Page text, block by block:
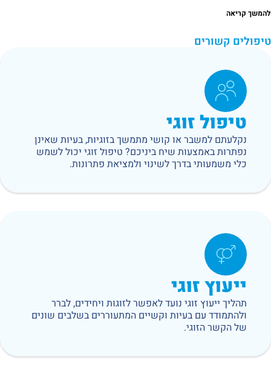
להמשך קריאה
טיפולים קשורים
טיפול זוגי
נקלעתם למשבר או קושי מתמשך בזוגיות, בעיות שאינן
נפתרות באמצעות שיח ביניכם? טיפול זוגי יכול לשמש
כלי משמעותי בדרך לשינוי ולמציאת פתרונות.
ייעוץ זוגי
תהליך ייעוץ זוגי נועד לאפשר לזוגות ויחידים, לברר
ולהתמודד עם בעיות וקשיים המתעוררים בשלבים שונים
של הקשר הזוגי.